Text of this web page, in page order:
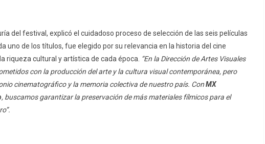
del festival, explicó el cuidadoso proceso de selección de las seis películas
uno de los títulos, fue elegido por su relevancia en la historia del cine
riqueza cultural y artística de cada época. “En la Dirección de Artes Visuales
con la producción del arte y la cultura visual contemporánea, pero
cinematográfico y la memoria colectiva de nuestro país. ConMX
, buscamos garantizar la preservación de más materiales fílmicos para el